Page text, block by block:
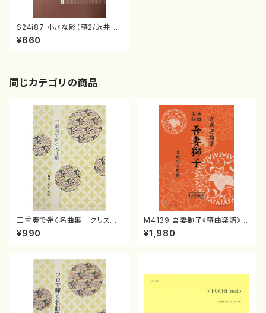
S24i87 小さな影（箏2/沢井忠
夫/楽譜））
¥660
同じカテゴリの商品
三重奏で弾く名曲集 クリスマ
スメドレー( 箏2/大平光美 編
曲/楽譜）
¥990
M4139 吾妻獅子《箏曲楽譜》
（箏/宮城道雄著・宮城宗家監修/
箏曲古典楽譜）
¥1,980